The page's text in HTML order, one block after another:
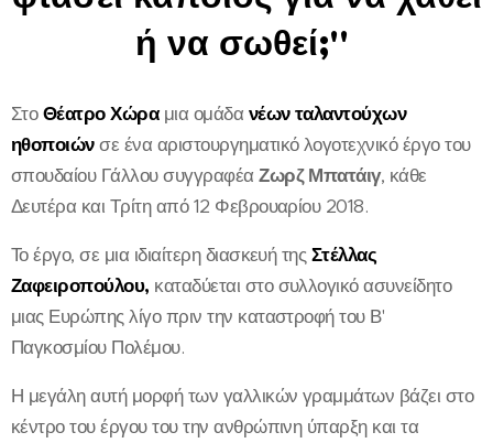
ή να σωθεί;''
ΣτοΘέατρο Χώραμια ομάδα νέων ταλαντούχων
ηθοποιών σε ένα αριστουργηματικό λογοτεχνικό έργο του
σπουδαίου Γάλλου συγγραφέαΖωρζ Μπατάιγ, κάθε
Δευτέρα και Τρίτη από 12 Φεβρουαρίου 2018.
Το έργο, σε μια ιδιαίτερη διασκευή της Στέλλας
Ζαφειροπούλου, καταδύεται στο συλλογικό ασυνείδητο
μιας Ευρώπης λίγο πριν την καταστροφή του Β'
Παγκοσμίου Πολέμου.
Η μεγάλη αυτή μορφή των γαλλικών γραμμάτων βάζει στο
κέντρο του έργου του την ανθρώπινη ύπαρξη και τα